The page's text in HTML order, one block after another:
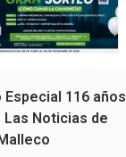
116 años
Las Noticias de